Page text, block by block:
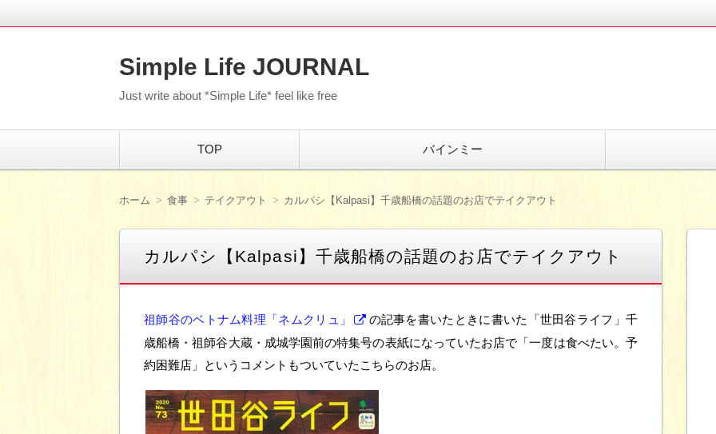
Simple Life JOURNAL
Just write about *Simple Life* feel like free
TOP バインミー
ホーム 食事 テイクアウト カルパシ【Kalpasi】千歳船橋の話題のお店でテイクアウト
カルパシ【Kalpasi】千歳船橋の話題のお店でテイクアウト
祖師谷のベトナム料理「ネムクリュ」
の記事を書いたときに書いた「世田谷ライフ」千
歳船橋・祖師谷大蔵・成城学園前の特集号の表紙になっていたお店で「一度は食べたい。予
約困難店」というコメントもついていたこちらのお店。